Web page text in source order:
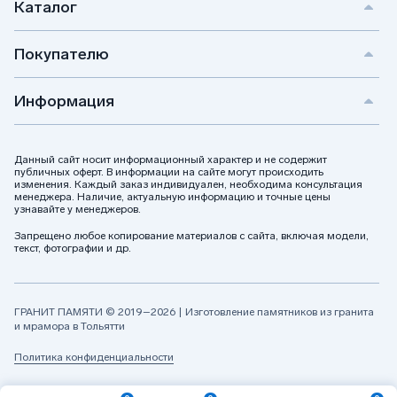
Каталог
Покупателю
Информация
Данный сайт носит информационный характер и не содержит
публичных оферт. В информации на сайте могут происходить
изменения. Каждый заказ индивидуален, необходима консультация
менеджера. Наличие, актуальную информацию и точные цены
узнавайте у менеджеров.
Запрещено любое копирование материалов с сайта, включая модели,
текст, фотографии и др.
ГРАНИТ ПАМЯТИ © 2019–2026 | Изготовление памятников из гранита
и мрамора в Тольятти
Политика конфиденциальности